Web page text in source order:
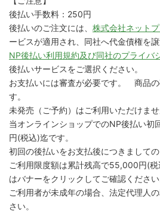
後払い手数料：250円
後払いのご注文には、 株式会社ネット
ービスが適用され、同社へ代金債権を譲
NP後払い利用規約及び同社のプライバ
後払いサービスをご選択ください。
お支払いには審査が必要です。 商品
す。
未発売（ご予約）はご利用いただけませ
当オンラインショップでのNP後払い
円(税込)迄です。
初回の後払いをお支払後につきまして
ご利用限度額は累計残高で55,000円(
はバナーをクリックしてご確認ください
ご利用者が未成年の場合、法定代理人
さい。